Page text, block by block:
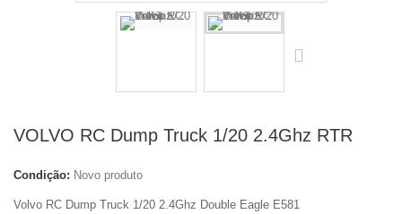
VOLVO RC Dump Truck 1/20 2.4Ghz RTR
Condição: Novo produto
Volvo RC Dump Truck 1/20 2.4Ghz Double Eagle E581